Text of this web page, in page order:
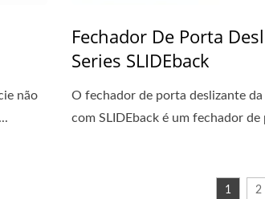
não
Fechador De Porta
Series SLIDEback
O fechador de porta deslizante
com SLIDEback é um fechador
1 2